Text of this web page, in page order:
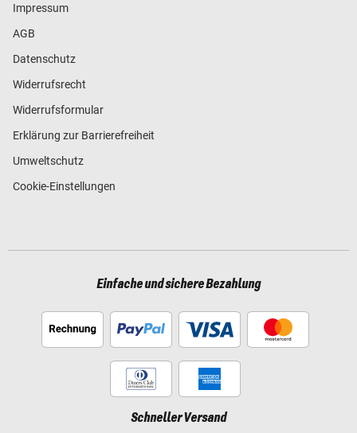
Impressum
AGB
Datenschutz
Widerrufsrecht
Widerrufsformular
Erklärung zur Barrierefreiheit
Umweltschutz
Cookie-Einstellungen
Einfache und sichere Bezahlung
Schneller Versand